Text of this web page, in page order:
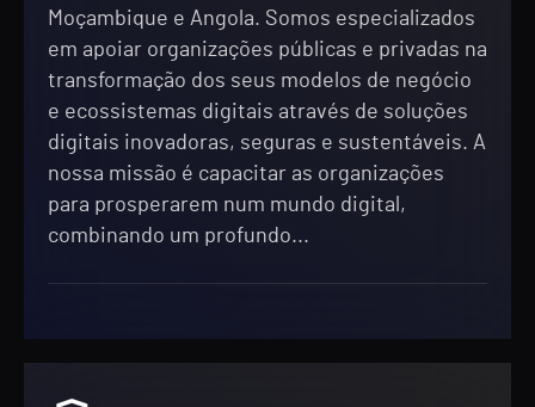
Moçambique e Angola. Somos especializados
em apoiar organizações públicas e privadas na
transformação dos seus modelos de negócio
e ecossistemas digitais através de soluções
digitais inovadoras, seguras e sustentáveis. A
nossa missão é capacitar as organizações
para prosperarem num mundo digital,
combinando um profundo...